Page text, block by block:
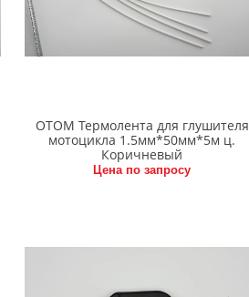
OTOM Термолента для глушителя
мотоцикла 1.5мм*50мм*5м ц.
Коричневый
Цена по запросу